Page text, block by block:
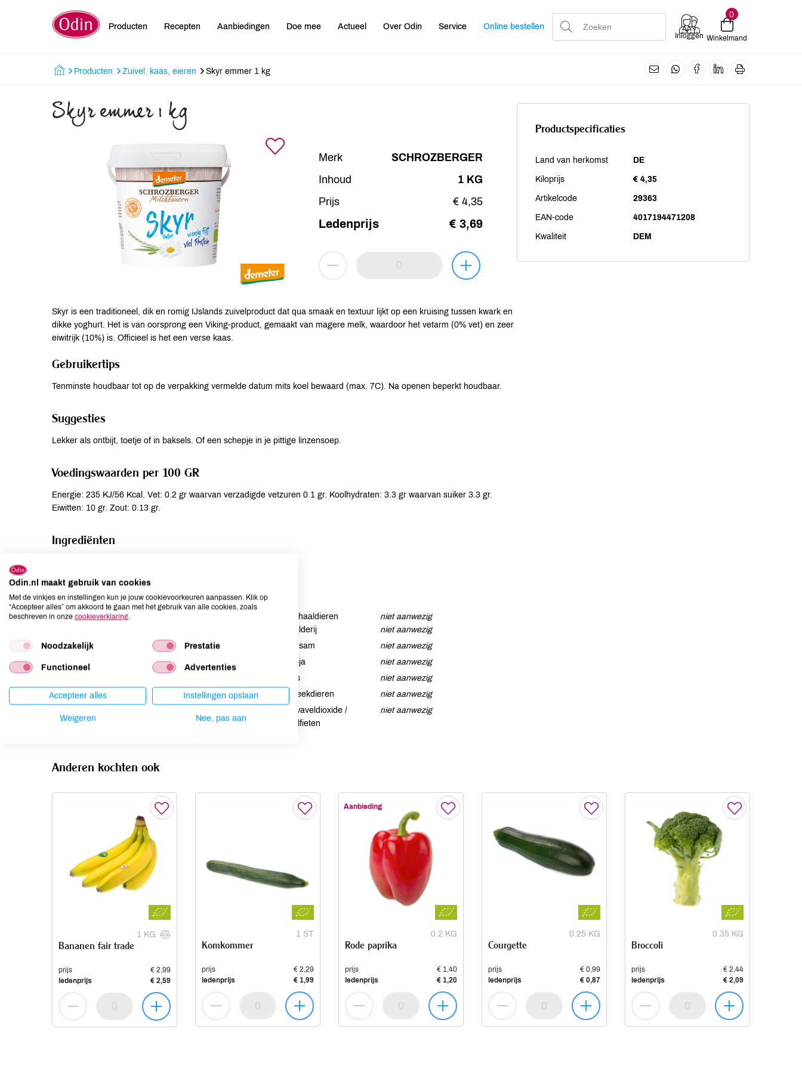
Producten Recepten Aanbiedingen Doe mee Actueel Over Odin Service Online bestellen
Inloggen
0
Winkelmand
Producten Zuivel, kaas, eieren Skyr emmer 1 kg
Skyr emmer 1 kg
Merk
SCHROZBERGER
Inhoud
1 KG
Prijs
€ 4,35
Ledenprijs € 3,69
Skyr is een traditioneel, dik en romig IJslands zuivelproduct dat qua smaak en textuur lijkt op een kruising tussen kwark en
dikke yoghurt. Het is van oorsprong een Viking-product, gemaakt van magere melk, waardoor het vetarm (0% vet) en zeer
eiwitrijk (10%) is. Officieel is het een verse kaas.
Gebruikertips
Tenminste houdbaar tot op de verpakking vermelde datum mits koel bewaard (max. 7C). Na openen beperkt houdbaar.
Suggesties
Lekker als ontbijt, toetje of in baksels. Of een schepje in je pittige linzensoep.
Voedingswaarden per 100 GR
Energie: 235 KJ/56 Kcal. Vet: 0.2 gr waarvan verzadigde vetzuren 0.1 gr. Koolhydraten: 3.3 gr waarvan suiker 3.3 gr.
Eiwitten: 10 gr. Zout: 0.13 gr.
Ingrediënten
Allergenen
Aardnoten
Gluten
niet aanwezig
Lactose
aanwezig
Mosterd
niet aanwezig
Noten
Schaaldieren
niet aanwezig
Selderij
niet aanwezig
Sesam
niet aanwezig
Soja
niet aanwezig
Vis
niet aanwezig
Weekdieren
niet aanwezig
Zwaveldioxide /
sulfieten
niet aanwezig
Productspecificaties
Land van herkomst DE
Kiloprijs € 4,35
Artikelcode 29363
EAN-code 4017194471208
Kwaliteit DEM
Anderen kochten ook
1 KG
Bananen fair trade
prijs
€ 2,99
ledenprijs
€ 2,59
1 ST
Komkommer
prijs
€ 2,29
ledenprijs
€ 1,99
Aanbieding
0.2 KG
Rode paprika
prijs
€ 1,40
ledenprijs
€ 1,20
0.25 KG
Courgette
prijs
€ 0,99
ledenprijs
€ 0,87
0.35 KG
Broccoli
prijs
€ 2,44
ledenprijs
€ 2,09
Odin.nl maakt gebruik van cookies
Met de vinkjes en instellingen kun je jouw cookievoorkeuren aanpassen. Klik op
“Accepteer alles” om akkoord te gaan met het gebruik van alle cookies, zoals
beschreven in onze cookieverklaring.
Noodzakelijk Prestatie
Functioneel Advertenties
Accepteer alles Instellingen opslaan
Weigeren Nee, pas aan